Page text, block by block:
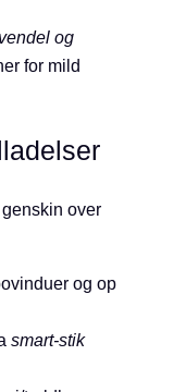
og
for mild
over
og op
smart-stik